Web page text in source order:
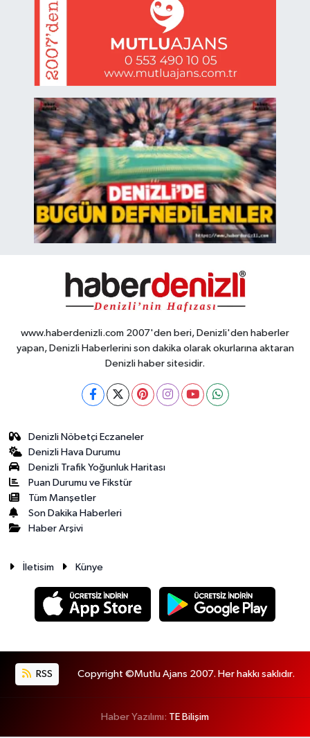
www.haberdenizli.com 2007'den beri, Denizli'den haberler
yapan, Denizli Haberlerini son dakika olarak okurlarına aktaran
Denizli haber sitesidir.
Denizli Nöbetçi Eczaneler
Denizli Hava Durumu
Denizli Trafik Yoğunluk Haritası
Puan Durumu ve Fikstür
Tüm Manşetler
Son Dakika Haberleri
Haber Arşivi
İletisim Künye
RSS Copyright ©Mutlu Ajans 2007. Her hakkı saklıdır.
Haber Yazılımı: TE Bilişim